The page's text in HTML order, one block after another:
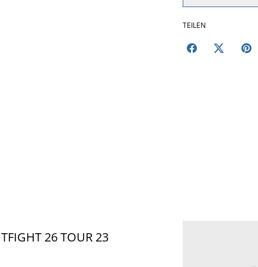
TEILEN
TFIGHT 26 TOUR 23